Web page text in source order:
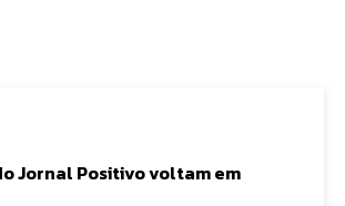
Jornal Positivo voltam em